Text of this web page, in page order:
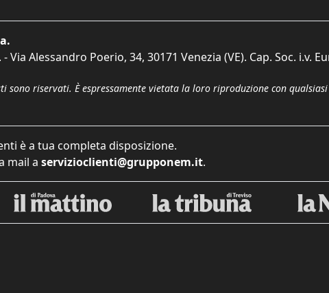
Alessandro Poerio, 34, 30171 Venezia (VE). Cap. Soc. i.v.
riservati. È espressamente vietata la loro riproduzione con
è a tua completa disposizione.
mail a servizioclienti@grupponem.it.